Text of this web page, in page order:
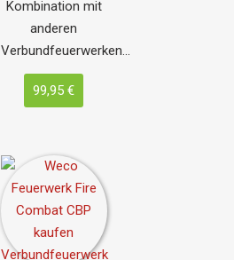
Kombination mit
anderen
Verbundfeuerwerken…
99,95 €